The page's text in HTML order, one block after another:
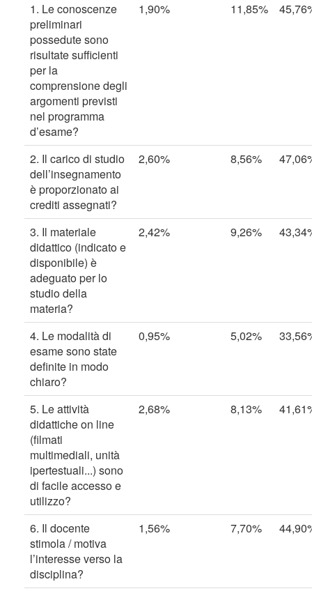
1. Le conoscenze
preliminari
possedute sono
risultate sufficienti
per la
comprensione degli
argomenti previsti
nel programma
d’esame?
1,90% 11,85%
2. Il carico di studio
dell’insegnamento
è proporzionato ai
crediti assegnati?
2,60% 8,56%
3. Il materiale
didattico (indicato e
disponibile) è
adeguato per lo
studio della
materia?
2,42% 9,26%
4. Le modalità di
esame sono state
definite in modo
chiaro?
0,95% 5,02%
5. Le attività
didattiche on line
(filmati
multimediali, unità
ipertestuali...) sono
di facile accesso e
utilizzo?
2,68% 8,13%
6. Il docente
stimola / motiva
l’interesse verso la
disciplina?
1,56% 7,70%